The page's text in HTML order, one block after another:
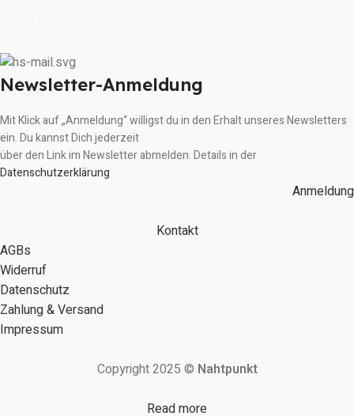
Newsletter-Anmeldung
Mit Klick auf „Anmeldung“ willigst du in den Erhalt unseres Newsletters
ein. Du kannst Dich jederzeit
über den Link im Newsletter abmelden. Details in der
Datenschutzerklärung
Anmeldung
Kontakt
AGBs
Widerruf
Datenschutz
Zahlung & Versand
Impressum
Copyright 2025 © Nahtpunkt
Read more